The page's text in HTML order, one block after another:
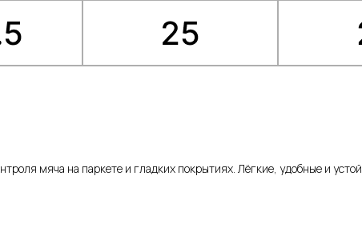
мяча на паркете и гладких покрытиях. Лёгкие, удобные и